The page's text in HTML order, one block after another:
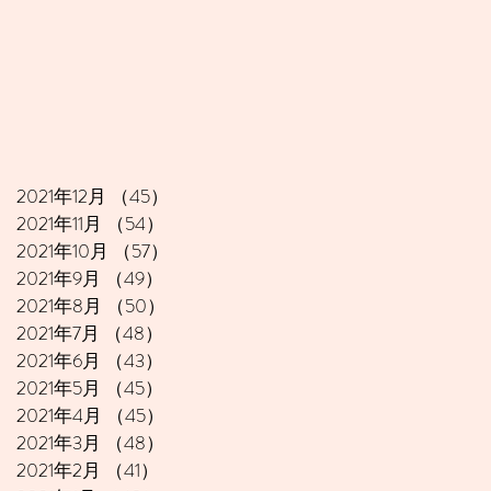
2021年12月 （45）
2021年11月
（54）
2021年10月
（57）
2021年9月
（49）
2021年8月
（50）
2021年7月
（48）
2021年6月
（43）
2021年5月
（45）
2021年4月
（45）
2021年3月
（48）
2021年2月
（41）